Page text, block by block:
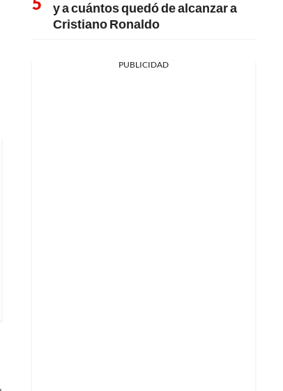
y a cuántos quedó de alcanzar a
Cristiano Ronaldo
PUBLICIDAD